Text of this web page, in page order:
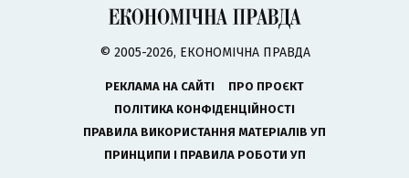
© 2005-2026, ЕКОНОМІЧНА ПРАВДА
РЕКЛАМА НА САЙТІ
ПРО ПРОЄКТ
ПОЛІТИКА КОНФІДЕНЦІЙНОСТІ
ПРАВИЛА ВИКОРИСТАННЯ МАТЕРІАЛІВ УП
ПРИНЦИПИ І ПРАВИЛА РОБОТИ УП